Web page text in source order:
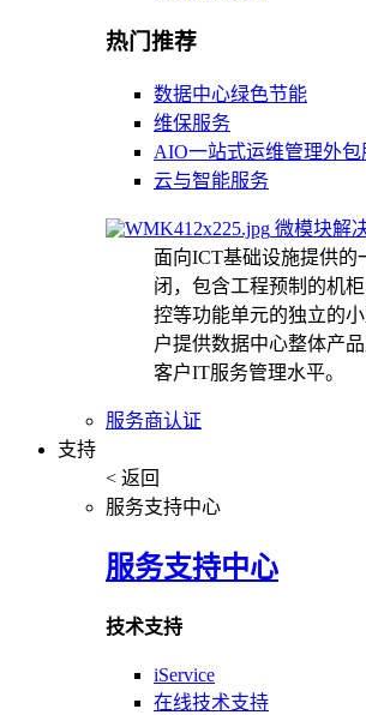
热门推荐
数据中心绿色节能
维保服务
AIO一站式运维管理外包
云与智能服务
微模块解
面向ICT基础设施提供的
闭，包含工程预制的机
控等功能单元的独立的
户提供数据中心整体产
客户IT服务管理水平。
服务商认证
支持
< 返回
服务支持中心
服务支持中心
技术支持
iService
在线技术支持